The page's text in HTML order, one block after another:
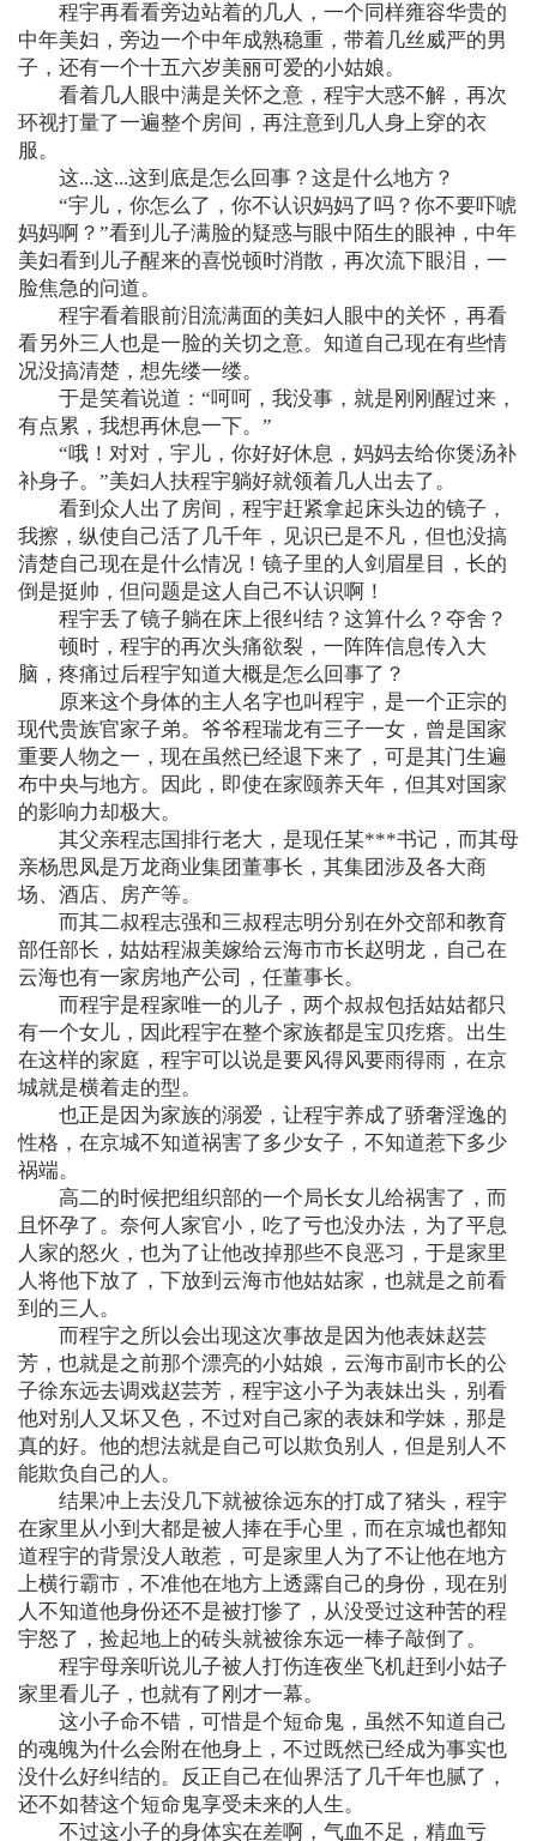
程宇再看看旁边站着的几人，一个同样雍容华贵的
中年美妇，旁边一个中年成熟稳重，带着几丝威严的男
子，还有一个十五六岁美丽可爱的小姑娘。
看着几人眼中满是关怀之意，程宇大惑不解，再次
环视打量了一遍整个房间，再注意到几人身上穿的衣
服。
这...这...这到底是怎么回事？这是什么地方？
“宇儿，你怎么了，你不认识妈妈了吗？你不要吓唬
妈妈啊？”看到儿子满脸的疑惑与眼中陌生的眼神，中年
美妇看到儿子醒来的喜悦顿时消散，再次流下眼泪，一
脸焦急的问道。
程宇看着眼前泪流满面的美妇人眼中的关怀，再看
看另外三人也是一脸的关切之意。知道自己现在有些情
况没搞清楚，想先缕一缕。
于是笑着说道：“呵呵，我没事，就是刚刚醒过来，
有点累，我想再休息一下。”
“哦！对对，宇儿，你好好休息，妈妈去给你煲汤补
补身子。”美妇人扶程宇躺好就领着几人出去了。
看到众人出了房间，程宇赶紧拿起床头边的镜子，
我擦，纵使自己活了几千年，见识已是不凡，但也没搞
清楚自己现在是什么情况！镜子里的人剑眉星目，长的
倒是挺帅，但问题是这人自己不认识啊！
程宇丢了镜子躺在床上很纠结？这算什么？夺舍？
顿时，程宇的再次头痛欲裂，一阵阵信息传入大
脑，疼痛过后程宇知道大概是怎么回事了？
原来这个身体的主人名字也叫程宇，是一个正宗的
现代贵族官家子弟。爷爷程瑞龙有三子一女，曾是国家
重要人物之一，现在虽然已经退下来了，可是其门生遍
布中央与地方。因此，即使在家颐养天年，但其对国家
的影响力却极大。
其父亲程志国排行老大，是现任某***书记，而其母
亲杨思凤是万龙商业集团董事长，其集团涉及各大商
场、酒店、房产等。
而其二叔程志强和三叔程志明分别在外交部和教育
部任部长，姑姑程淑美嫁给云海市市长赵明龙，自己在
云海也有一家房地产公司，任董事长。
而程宇是程家唯一的儿子，两个叔叔包括姑姑都只
有一个女儿，因此程宇在整个家族都是宝贝疙瘩。出生
在这样的家庭，程宇可以说是要风得风要雨得雨，在京
城就是横着走的型。
也正是因为家族的溺爱，让程宇养成了骄奢淫逸的
性格，在京城不知道祸害了多少女子，不知道惹下多少
祸端。
高二的时候把组织部的一个局长女儿给祸害了，而
且怀孕了。奈何人家官小，吃了亏也没办法，为了平息
人家的怒火，也为了让他改掉那些不良恶习，于是家里
人将他下放了，下放到云海市他姑姑家，也就是之前看
到的三人。
而程宇之所以会出现这次事故是因为他表妹赵芸
芳，也就是之前那个漂亮的小姑娘，云海市副市长的公
子徐东远去调戏赵芸芳，程宇这小子为表妹出头，别看
他对别人又坏又色，不过对自己家的表妹和学妹，那是
真的好。他的想法就是自己可以欺负别人，但是别人不
能欺负自己的人。
结果冲上去没几下就被徐远东的打成了猪头，程宇
在家里从小到大都是被人捧在手心里，而在京城也都知
道程宇的背景没人敢惹，可是家里人为了不让他在地方
上横行霸市，不准他在地方上透露自己的身份，现在别
人不知道他身份还不是被打惨了，从没受过这种苦的程
宇怒了，捡起地上的砖头就被徐东远一棒子敲倒了。
程宇母亲听说儿子被人打伤连夜坐飞机赶到小姑子
家里看儿子，也就有了刚才一幕。
这小子命不错，可惜是个短命鬼，虽然不知道自己
的魂魄为什么会附在他身上，不过既然已经成为事实也
没什么好纠结的。反正自己在仙界活了几千年也腻了，
还不如替这个短命鬼享受未来的人生。
不过这小子的身体实在差啊，气血不足，精血亏